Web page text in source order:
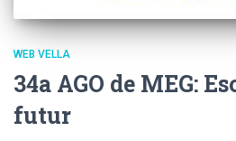
WEB VELLA
34a AGO de MEG:
futur